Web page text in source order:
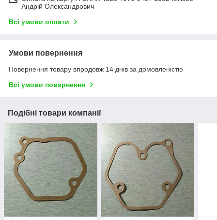
Андрій Олександрович
Всі умови оплати
Умови повернення
Повернення товару впродовж 14 днів за домовленістю
Всі умови повернення
Подібні товари компанії